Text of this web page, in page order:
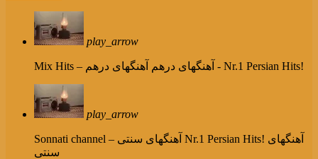
play_arrow
Mix Hits – آهنگهای درهم آهنگهای درهم - Nr.1 Persian Hits!
play_arrow
Sonnati channel – آهنگهای سنتی Nr.1 Persian Hits! آهنگهای
سنتی